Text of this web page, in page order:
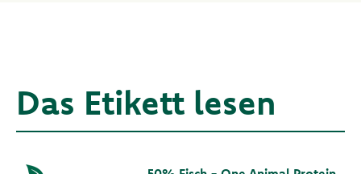
Das Etikett lesen